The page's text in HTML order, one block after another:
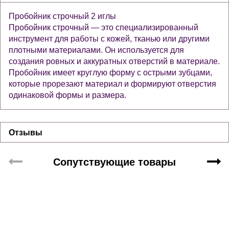
Пробойник строчный 2 иглы
Пробойник строчный — это специализированный
инструмент для работы с кожей, тканью или другими
плотными материалами. Он используется для
создания ровных и аккуратных отверстий в материале.
Пробойник имеет круглую форму с острыми зубцами,
которые прорезают материал и формируют отверстия
одинаковой формы и размера.
Отзывы
Сопутствующие товары